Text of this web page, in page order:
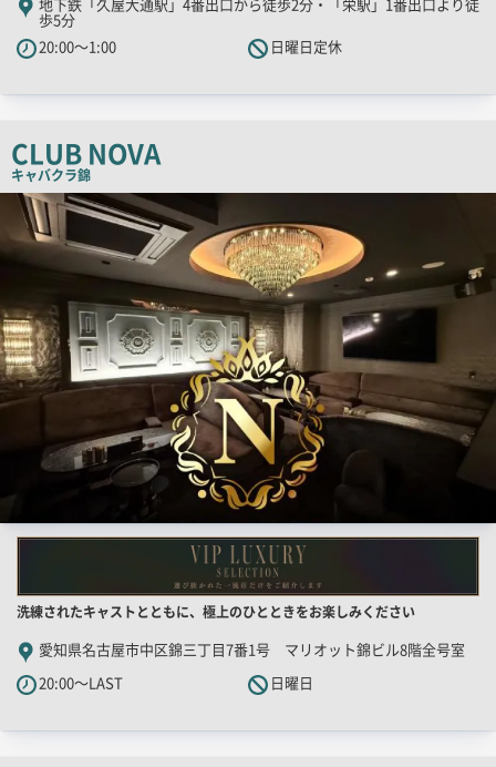
PR
キ
ッ
コ
ピ
ー
歩5分
20:00～1:00
日曜日定休
CLUB NOVA
キャバクラ錦
検
果
画
像
店
舗
PR
キ
洗練されたキャストとともに、極上のひとときをお楽しみください
愛知県名古屋市中区錦三丁目7番1号 マリオット錦ビル8階全号室
20:00～LAST
日曜日